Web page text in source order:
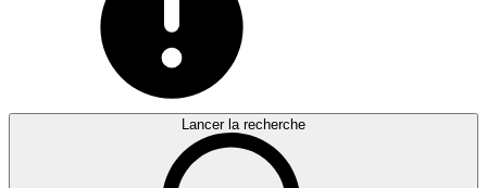
Lancer la recherche